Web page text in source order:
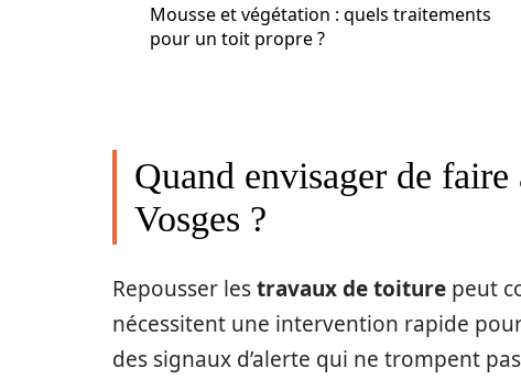
Mousse et végétation : quels traitements
pour un toit propre ?
Quand envisager de
Vosges ?
Repousser lestravaux de toiture peut
nécessitent une intervention rapide
des signaux d’alerte qui ne trompent